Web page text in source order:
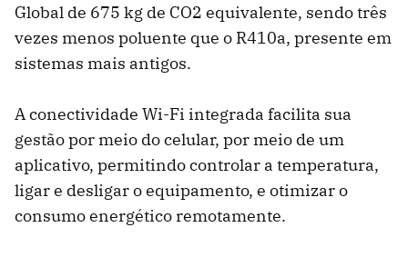
Global de 675 kg de CO2 equivalente, sendo três
vezes menos poluente que o R410a, presente em
sistemas mais antigos.
A conectividade Wi-Fi integrada facilita sua
gestão por meio do celular, por meio de um
aplicativo, permitindo controlar a temperatura,
ligar e desligar o equipamento, e otimizar o
consumo energético remotamente.